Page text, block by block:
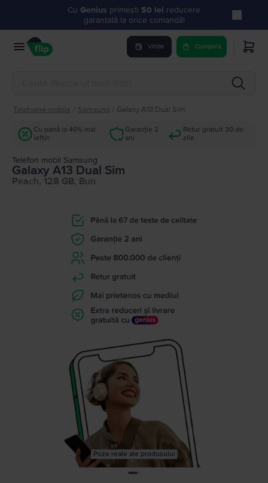
Cu Genius primești 50 lei reducere
garantată la orice comandă!
Vinde Cumpara
Telefoane mobile Samsung Galaxy A13 Dual Sim
Cu până la 40% mai
ieftin
Garanție 2
ani
Retur gratuit 30 de
zile
Telefon mobil Samsung
Galaxy A13 Dual Sim
Peach, 128 GB, Bun
Poze reale ale produsului